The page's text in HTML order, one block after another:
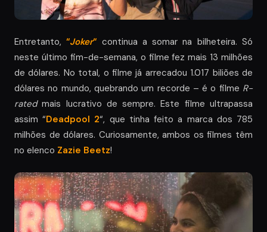
Entretanto,“Joker“ continua a somar na bilheteira. Só
neste último fim-de-semana, o filme fez mais 13 milhões
de dólares. No total, o filme já arrecadou 1.017 biliões de
dólares no mundo, quebrando um recorde – é o filme R-
ratedmais lucrativo de sempre. Este filme ultrapassa
assim “Deadpool 2“, que tinha feito a marca dos 785
milhões de dólares. Curiosamente, ambos os filmes têm
no elenco Zazie Beetz!